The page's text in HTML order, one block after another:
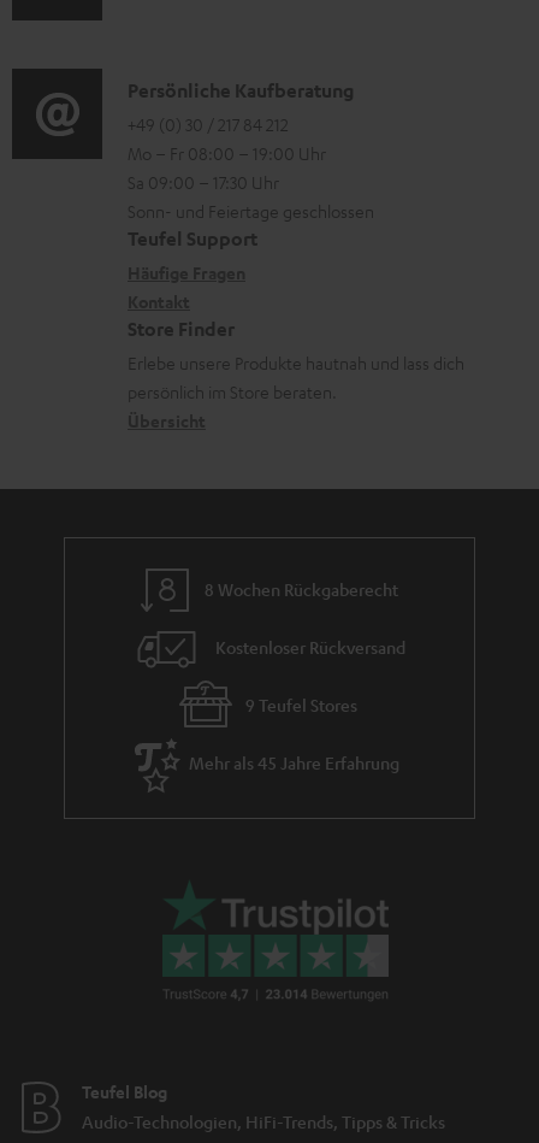
r
l
a
d
e
e
n
z
u
r
a
r
a
i
e
g
e
r
ä
t
ü
c
a
h
m
i
o
-
L
e
k
o
K
o
n
t
a
d
a
n
Persönliche Kaufberatung
+49 (0) 30 / 217 84 212
Mo – Fr 08:00 – 19:00 Uhr
Sa 09:00 – 17:30 Uhr
Sonn- und Feiertage geschlossen
Teufel Support
Store Finder
Erlebe unsere Produkte hautnah und lass dich
persönlich im Store beraten.
8 Wochen Rückgaberecht
Kostenloser Rückversand
9 Teufel Stores
Mehr als 45 Jahre Erfahrung
Teufel Blog
Audio-Technologien, HiFi-Trends, Tipps & Tricks